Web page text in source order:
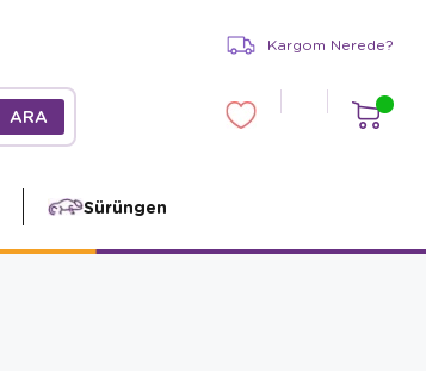
Kargom Nerede?
Sürüngen